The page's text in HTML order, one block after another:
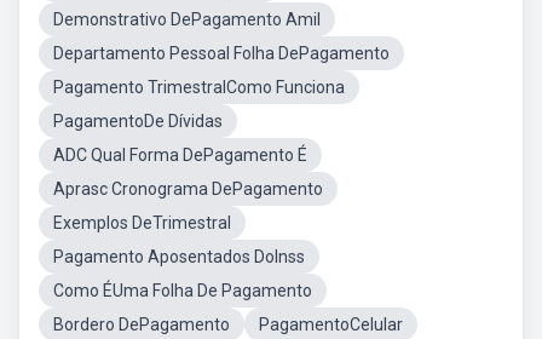
Demonstrativo DePagamento Amil
Departamento Pessoal Folha DePagamento
Pagamento TrimestralComo Funciona
PagamentoDe Dívidas
ADC Qual Forma DePagamento É
Aprasc Cronograma DePagamento
Exemplos DeTrimestral
Pagamento Aposentados DoInss
Como ÉUma Folha De Pagamento
Bordero DePagamento
PagamentoCelular